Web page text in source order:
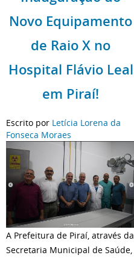
Novo Equipamento
de Raio X no
Hospital Flávio Leal
em Piraí!
Escrito por Letícia Lorena da
Fonseca Moraes
A Prefeitura de Piraí, através da
Secretaria Municipal de Saúde,